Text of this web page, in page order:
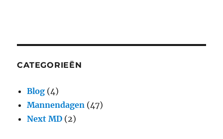
CATEGORIEËN
Blog (4)
Mannendagen (47)
Next MD (2)